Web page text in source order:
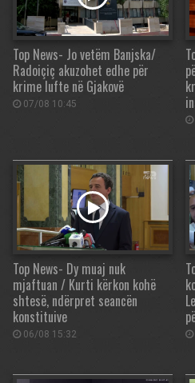
Top News- Jo vetëm Banjska/
Radoiçiç akuzohet edhe për
krime lufte në Gjakovë
07/08 10:45
Top News- Dy muaj nuk
mjaftuan / Kurti kërkon kohë
shtesë, ndërpret seancën
konstituive
06/08 15:32